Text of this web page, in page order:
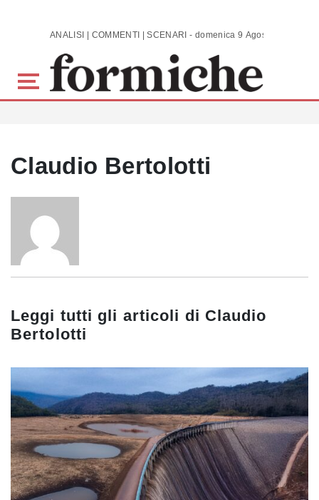
Skip to main content ANALISI | COMMENTI | SCENARI - domenica 9 Agosto 2026
Claudio Bertolotti
Leggi tutti gli articoli di Claudio
Bertolotti